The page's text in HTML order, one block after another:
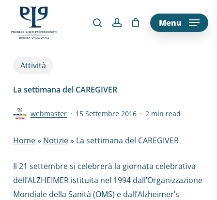
main
Menu
Attività
La settimana del CAREGIVER
webmaster 15 Settembre 2016 2 min read
Home» Notizie» La settimana del CAREGIVER
Il 21 settembre si celebrerà la giornata celebrativa
dell’ALZHEIMER istituita nel 1994 dall’Organizzazione
Mondiale della Sanità (OMS) e dall’Alzheimer’s